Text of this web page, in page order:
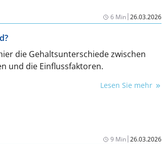
6 Min|26.03.2026
die Gehaltsunterschiede zwischen
und die Einflussfaktoren.
Lesen Sie mehr
9 Min|26.03.2026